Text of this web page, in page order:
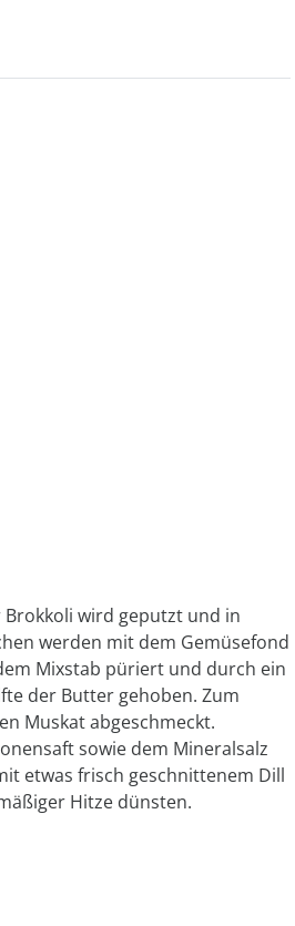
wird geputzt und in
werden mit dem Gemüsefond
Mixstab püriert und durch ein
der Butter gehoben. Zum
Muskat abgeschmeckt.
sowie dem Mineralsalz
etwas frisch geschnittenem Dill
Hitze dünsten.